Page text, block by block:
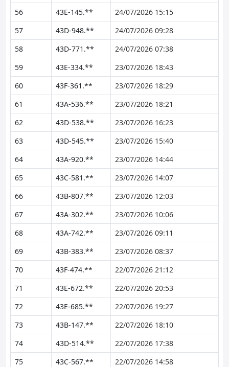
56 43E-145.**
24/07/2026 15:15
57
43D-948.**
24/07/2026 09:28
58
43D-771.**
24/07/2026 07:38
59
43E-334.**
23/07/2026 18:43
60
43F-361.**
23/07/2026 18:29
61
43A-536.**
23/07/2026 18:21
62
43D-538.**
23/07/2026 16:23
63
43D-545.**
23/07/2026 15:40
64
43A-920.**
23/07/2026 14:44
65
43C-581.**
23/07/2026 14:07
66
43B-807.**
23/07/2026 12:03
67
43A-302.**
23/07/2026 10:06
68
43A-742.**
23/07/2026 09:11
69
43B-383.**
23/07/2026 08:37
70
43F-474.**
22/07/2026 21:12
71
43E-672.**
22/07/2026 20:53
72
43E-685.**
22/07/2026 19:27
73
43B-147.**
22/07/2026 18:10
74
43D-514.**
22/07/2026 17:38
75
43C-567.**
22/07/2026 14:58